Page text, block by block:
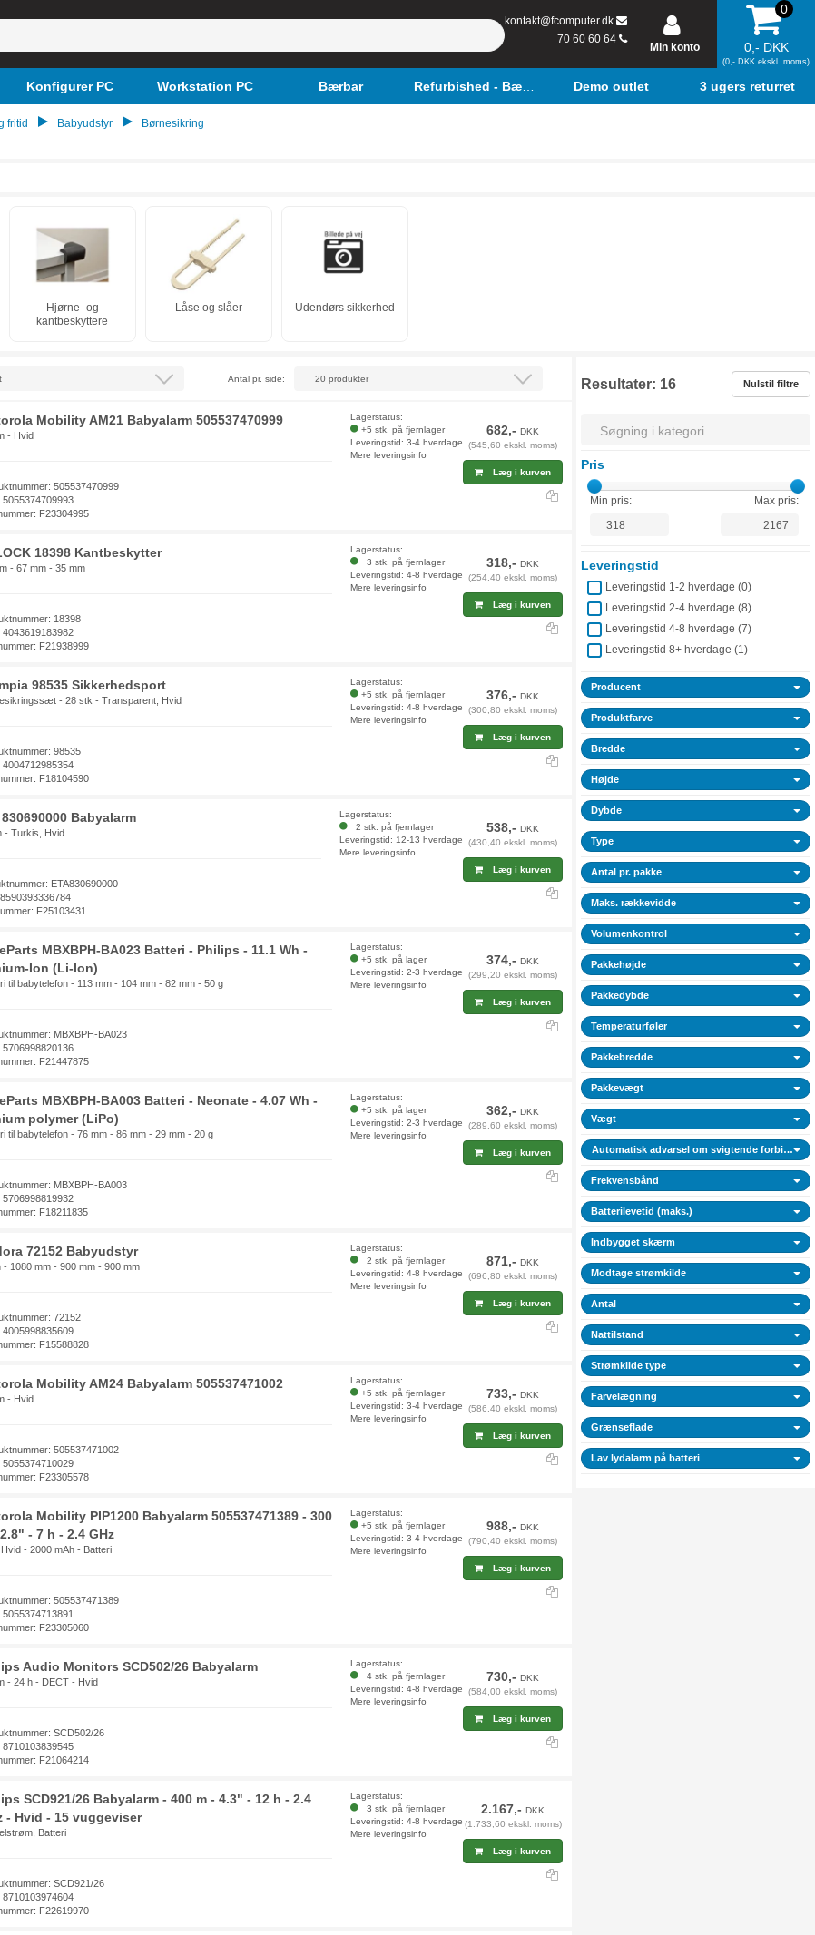
kontakt@fcomputer.dk
70 60 60 64
Min konto
0
0,- DKK
(0,- DKK ekskl. moms)
Konfigurer PC Workstation PC Bærbar Refurbished - Bærbar Demo outlet 3 ugers returret
fritid Babyudstyr Børnesikring
Hjørne- og
kantbeskyttere
Låse og slåer Udendørs sikkerhed
Resultater: 16 Nulstil filtre
Pris
Min pris: Max pris:
Leveringstid
Leveringstid 1-2 hverdage (0)
Leveringstid 2-4 hverdage (8)
Leveringstid 4-8 hverdage (7)
Leveringstid 8+ hverdage (1)
Producent
Produktfarve
Bredde
Højde
Dybde
Type
Antal pr. pakke
Maks. rækkevidde
Volumenkontrol
Pakkehøjde
Pakkedybde
Temperaturføler
Pakkebredde
Pakkevægt
Vægt
Automatisk advarsel om svigtende forbindelse
Frekvensbånd
Batterilevetid (maks.)
Indbygget skærm
Modtage strømkilde
Antal
Nattilstand
Strømkilde type
Farvelægning
Grænseflade
Lav lydalarm på batteri
Antal pr. side:
Mobility AM21 Babyalarm 505537470999
- Hvid
505537470999
5055374709993
F23304995
Lagerstatus:
+5 stk. på fjernlager
Leveringstid: 3-4 hverdage
Mere leveringsinfo
682,-DKK
(545,60 ekskl. moms)
Læg i kurven
18398 Kantbeskytter
- 67 mm - 35 mm
18398
4043619183982
F21938999
Lagerstatus:
3 stk. på fjernlager
Leveringstid: 4-8 hverdage
Mere leveringsinfo
318,-DKK
(254,40 ekskl. moms)
Læg i kurven
98535 Sikkerhedsport
- 28 stk - Transparent, Hvid
98535
4004712985354
F18104590
Lagerstatus:
+5 stk. på fjernlager
Leveringstid: 4-8 hverdage
Mere leveringsinfo
376,-DKK
(300,80 ekskl. moms)
Læg i kurven
830690000 Babyalarm
- Turkis, Hvid
ETA830690000
F25103431
Lagerstatus:
2 stk. på fjernlager
Leveringstid: 12-13 hverdage
Mere leveringsinfo
538,-DKK
(430,40 ekskl. moms)
Læg i kurven
MBXBPH-BA023 Batteri - Philips - 11.1 Wh -
Ion (Li-Ion)
til babytelefon - 113 mm - 104 mm - 82 mm - 50 g
MBXBPH-BA023
5706998820136
F21447875
Lagerstatus:
+5 stk. på lager
Leveringstid: 2-3 hverdage
Mere leveringsinfo
374,-DKK
(299,20 ekskl. moms)
Læg i kurven
MBXBPH-BA003 Batteri - Neonate - 4.07 Wh -
polymer (LiPo)
til babytelefon - 76 mm - 86 mm - 29 mm - 20 g
MBXBPH-BA003
5706998819932
F18211835
Lagerstatus:
+5 stk. på lager
Leveringstid: 2-3 hverdage
Mere leveringsinfo
362,-DKK
(289,60 ekskl. moms)
Læg i kurven
72152 Babyudstyr
- 1080 mm - 900 mm - 900 mm
72152
4005998835609
F15588828
Lagerstatus:
2 stk. på fjernlager
Leveringstid: 4-8 hverdage
Mere leveringsinfo
871,-DKK
(696,80 ekskl. moms)
Læg i kurven
Mobility AM24 Babyalarm 505537471002
- Hvid
505537471002
5055374710029
F23305578
Lagerstatus:
+5 stk. på fjernlager
Leveringstid: 3-4 hverdage
Mere leveringsinfo
733,-DKK
(586,40 ekskl. moms)
Læg i kurven
Mobility PIP1200 Babyalarm 505537471389 - 300
- 7 h - 2.4 GHz
- 2000 mAh - Batteri
505537471389
5055374713891
F23305060
Lagerstatus:
+5 stk. på fjernlager
Leveringstid: 3-4 hverdage
Mere leveringsinfo
988,-DKK
(790,40 ekskl. moms)
Læg i kurven
Audio Monitors SCD502/26 Babyalarm
- 24 h - DECT - Hvid
SCD502/26
8710103839545
F21064214
Lagerstatus:
4 stk. på fjernlager
Leveringstid: 4-8 hverdage
Mere leveringsinfo
730,-DKK
(584,00 ekskl. moms)
Læg i kurven
SCD921/26 Babyalarm - 400 m - 4.3" - 12 h - 2.4
- Hvid - 15 vuggeviser
Batteri
SCD921/26
8710103974604
F22619970
Lagerstatus:
3 stk. på fjernlager
Leveringstid: 4-8 hverdage
Mere leveringsinfo
2.167,-DKK
(1.733,60 ekskl. moms)
Læg i kurven